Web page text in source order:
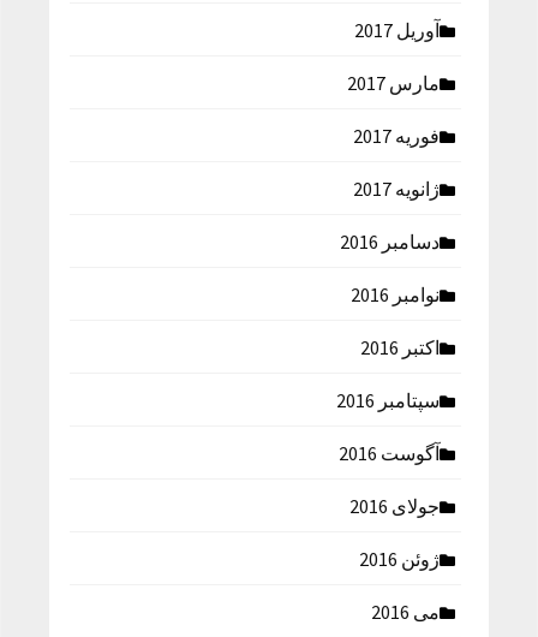
آوریل 2017
مارس 2017
فوریه 2017
ژانویه 2017
دسامبر 2016
نوامبر 2016
اکتبر 2016
سپتامبر 2016
آگوست 2016
جولای 2016
ژوئن 2016
می 2016